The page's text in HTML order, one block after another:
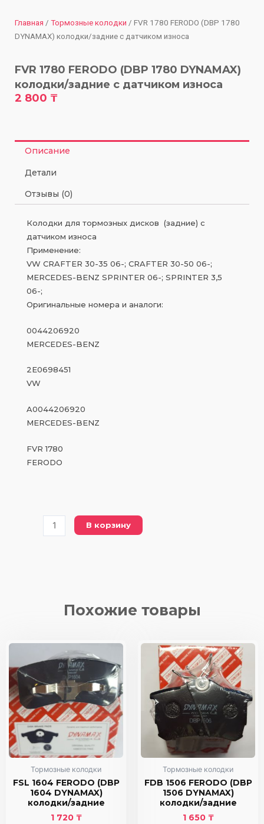
Главная / Тормозные колодки / FVR 1780 FERODO (DBP 1780
DYNAMAX) колодки/задние с датчиком износа
FVR 1780 FERODO (DBP 1780 DYNAMAX)
колодки/задние с датчиком износа
2 800 ₸
Описание
Детали
Отзывы (0)
Колодки для тормозных дисков (задние) с
датчиком износа
Применение:
VW CRAFTER 30-35 06-; CRAFTER 30-50 06-;
MERCEDES-BENZ SPRINTER 06-; SPRINTER 3,5
06-;
Оригинальные номера и аналоги:
0044206920
MERCEDES-BENZ
2E0698451
VW
A0044206920
MERCEDES-BENZ
FVR 1780
FERODO
Количество
товара
DYNAMAX)
задние
датчиком
износа
В корзину
Похожие товары
Тормозные колодки
FSL 1604 FERODO (DBP
1604 DYNAMAX)
колодки/задние
1 720 ₸
Тормозные колодки
FDB 1506 FERODO (DBP
1506 DYNAMAX)
колодки/задние
1 650 ₸